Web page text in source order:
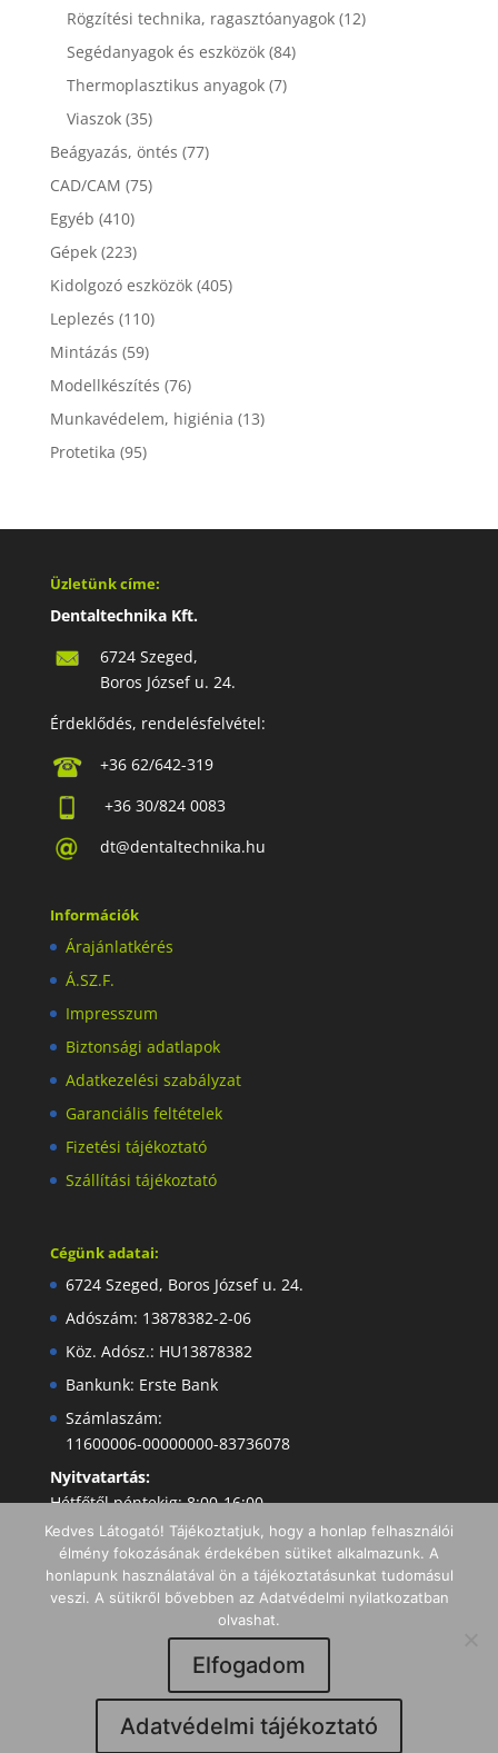
Rögzítési technika, ragasztóanyagok (12)
Segédanyagok és eszközök (84)
Thermoplasztikus anyagok (7)
Viaszok (35)
Beágyazás, öntés (77)
CAD/CAM (75)
Egyéb (410)
Gépek (223)
Kidolgozó eszközök (405)
Leplezés (110)
Mintázás (59)
Modellkészítés (76)
Munkavédelem, higiénia (13)
Protetika (95)
Üzletünk címe:
Dentaltechnika Kft.
6724 Szeged,
Boros József u. 24.
Érdeklődés, rendelésfelvétel:
+36 62/642-319
+36 30/824 0083
dt@dentaltechnika.hu
Információk
Árajánlatkérés
Á.SZ.F.
Impresszum
Biztonsági adatlapok
Adatkezelési szabályzat
Garanciális feltételek
Fizetési tájékoztató
Szállítási tájékoztató
Cégünk adatai:
6724 Szeged, Boros József u. 24.
Adószám: 13878382-2-06
Köz. Adósz.: HU13878382
Bankunk: Erste Bank
Számlaszám:
11600006-00000000-83736078
Nyitvatartás:
Hétfőtől péntekig: 8:00-16:00
Minden jog fenntartva I Copyright 2019 -
Kedves Látogató! Tájékoztatjuk, hogy a honlap felhasználói
élmény fokozásának érdekében sütiket alkalmazunk. A
honlapunk használatával ön a tájékoztatásunkat tudomásul
veszi. A sütikről bővebben az Adatvédelmi nyilatkozatban
olvashat.
Elfogadom
Adatvédelmi tájékoztató